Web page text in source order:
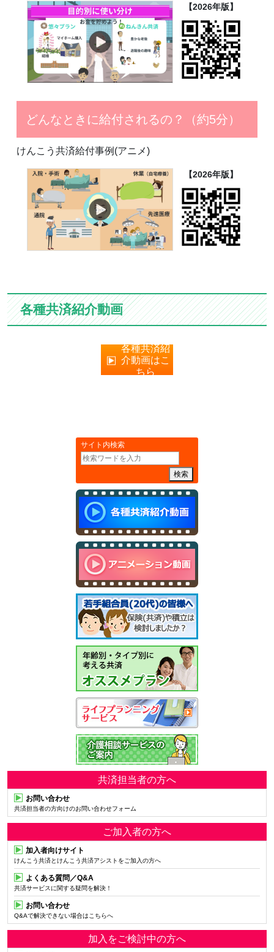
【2026年版】
どんなときに給付されるの？（約5分）
けんこう共済給付事例(アニメ)
【2026年版】
各種共済紹介動画
各種共済紹
介動画はこ
ちら
サイト内検索
検索
共済担当者の方へ
お問い合わせ
共済担当者の方向けのお問い合わせフォーム
ご加入者の方へ
加入者向けサイト
けんこう共済とけんこう共済アシストをご加入の方へ
よくある質問／Q&A
共済サービスに関する疑問を解決！
お問い合わせ
Q&Aで解決できない場合はこちらへ
加入をご検討中の方へ